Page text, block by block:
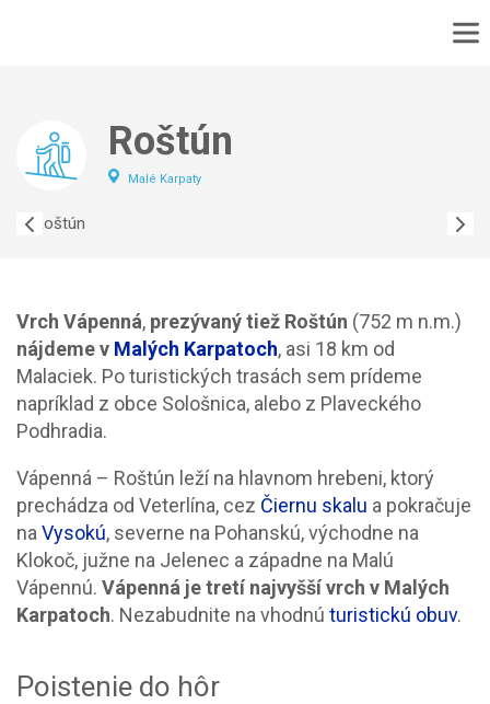
PODUJATIA
TURISTIKA
VÝLET
Roštún
Malé Karpaty
Vrch Vápenná, prezývaný tiež Roštún (752 m n.m.)
nájdeme v Malých Karpatoch, asi 18 km od
Malaciek. Po turistických trasách sem prídeme
napríklad z obce Sološnica, alebo z Plaveckého
Podhradia.
Vápenná – Roštún leží na hlavnom hrebeni, ktorý
prechádza od Veterlína, cez Čiernu skalu a pokračuje
na Vysokú, severne na Pohanskú, východne na
Klokoč, južne na Jelenec a západne na Malú
Vápennú. Vápenná je tretí najvyšší vrch v Malých
Karpatoch. Nezabudnite na vhodnú turistickú obuv.
Poistenie do hôr